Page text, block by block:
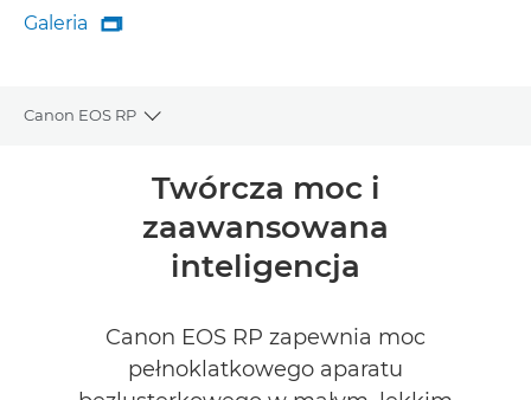
Galeria
Galeria

Canon EOS RP
Toggle breadcrumbs
Dane techniczne
Twórcza moc i
zaawansowana
inteligencja
Canon EOS RP zapewnia moc
pełnoklatkowego aparatu